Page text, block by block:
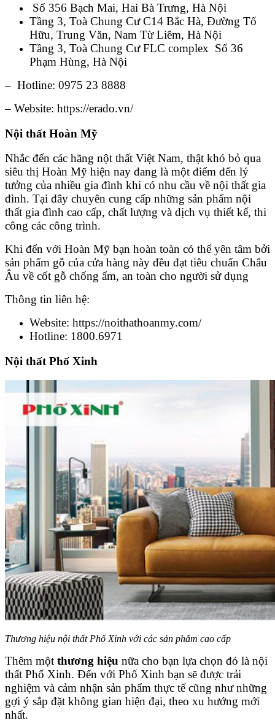
Số 356 Bạch Mai, Hai Bà Trưng, Hà Nội
Tầng 3, Toà Chung Cư C14 Bắc Hà, Đường Tố
Hữu, Trung Văn, Nam Từ Liêm, Hà Nội
Tầng 3, Toà Chung Cư FLC complex Số 36
Phạm Hùng, Hà Nội
– Hotline: 0975 23 8888
– Website: https://erado.vn/
Nội thất Hoàn Mỹ
Nhắc đến các hãng nột thất Việt Nam, thật khó bỏ qua
siêu thị Hoàn Mỹ hiện nay đang là một điểm đến lý
tưởng của nhiều gia đình khi có nhu cầu về nội thất gia
đình. Tại đây chuyên cung cấp những sản phẩm nội
thất gia đình cao cấp, chất lượng và dịch vụ thiết kế, thi
công các công trình.
Khi đến với Hoàn Mỹ bạn hoàn toàn có thể yên tâm bởi
sản phẩm gỗ của cửa hàng này đều đạt tiêu chuẩn Châu
Âu về cốt gỗ chống ẩm, an toàn cho người sử dụng
Thông tin liên hệ:
Website: https://noithathoanmy.com/
Hotline: 1800.6971
Nội thất Phố Xinh
Thương hiệu nội thất Phố Xinh với các sản phẩm cao cấp
Thêm một thương hiệu nữa cho bạn lựa chọn đó là nội
thất Phố Xinh. Đến với Phố Xinh bạn sẽ được trải
nghiệm và cảm nhận sản phẩm thực tế cũng như những
gợi ý sắp đặt không gian hiện đại, theo xu hướng mới
nhất.